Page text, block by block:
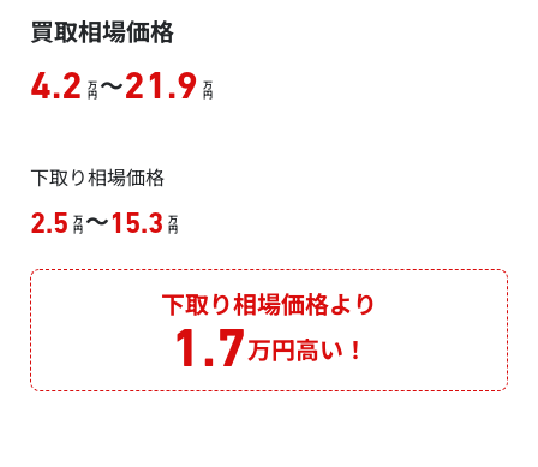
買取相場価格
4.2 万
円 ～21.9 万
円
下取り相場価格
2.5 万
円 ～15.3 万
円
下取り相場価格より
1.7万円高い！